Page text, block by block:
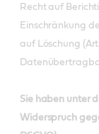
Recht auf
Einschränkung
auf Löschung
Sie haben unter
Widerspruch